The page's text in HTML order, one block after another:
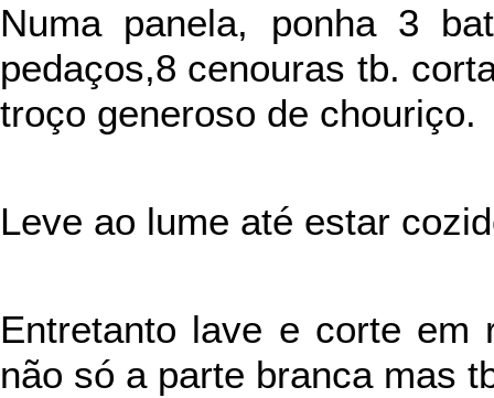
Numa panela, ponha 3
pedaços,8 cenouras tb.
troço generoso de chouriço.
Leve ao lume até estar
Entretanto lave e corte em
não só a parte branca mas